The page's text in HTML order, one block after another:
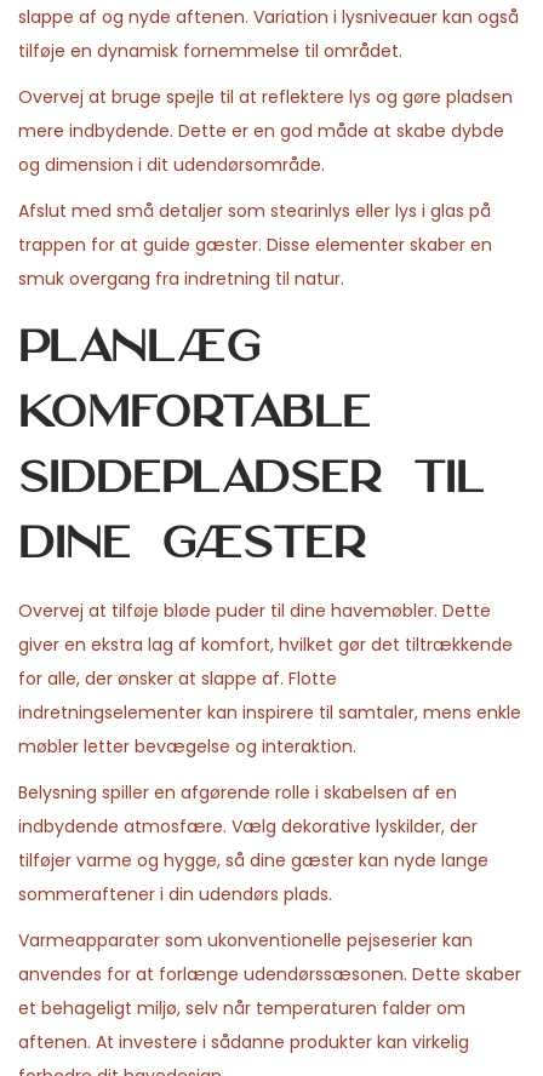
slappe af og nyde aftenen. Variation i lysniveauer kan også
tilføje en dynamisk fornemmelse til området.
Overvej at bruge spejle til at reflektere lys og gøre pladsen
mere indbydende. Dette er en god måde at skabe dybde
og dimension i dit udendørsområde.
Afslut med små detaljer som stearinlys eller lys i glas på
trappen for at guide gæster. Disse elementer skaber en
smuk overgang fra indretning til natur.
Planlæg
komfortable
siddepladser til
dine gæster
Overvej at tilføje bløde puder til dine havemøbler. Dette
giver en ekstra lag af komfort, hvilket gør det tiltrækkende
for alle, der ønsker at slappe af. Flotte
indretningselementer kan inspirere til samtaler, mens enkle
møbler letter bevægelse og interaktion.
Belysning spiller en afgørende rolle i skabelsen af en
indbydende atmosfære. Vælg dekorative lyskilder, der
tilføjer varme og hygge, så dine gæster kan nyde lange
sommeraftener i din udendørs plads.
Varmeapparater som ukonventionelle pejseserier kan
anvendes for at forlænge udendørssæsonen. Dette skaber
et behageligt miljø, selv når temperaturen falder om
aftenen. At investere i sådanne produkter kan virkelig